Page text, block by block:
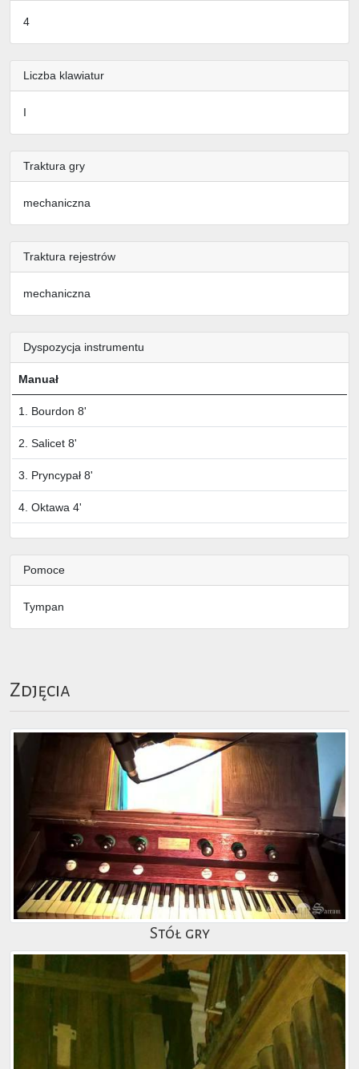
4
Liczba klawiatur
I
Traktura gry
mechaniczna
Traktura rejestrów
mechaniczna
Dyspozycja instrumentu
Manuał
1. Bourdon 8'
2. Salicet 8'
3. Pryncypał 8'
4. Oktawa 4'
Pomoce
Tympan
Zdjęcia
Stół gry